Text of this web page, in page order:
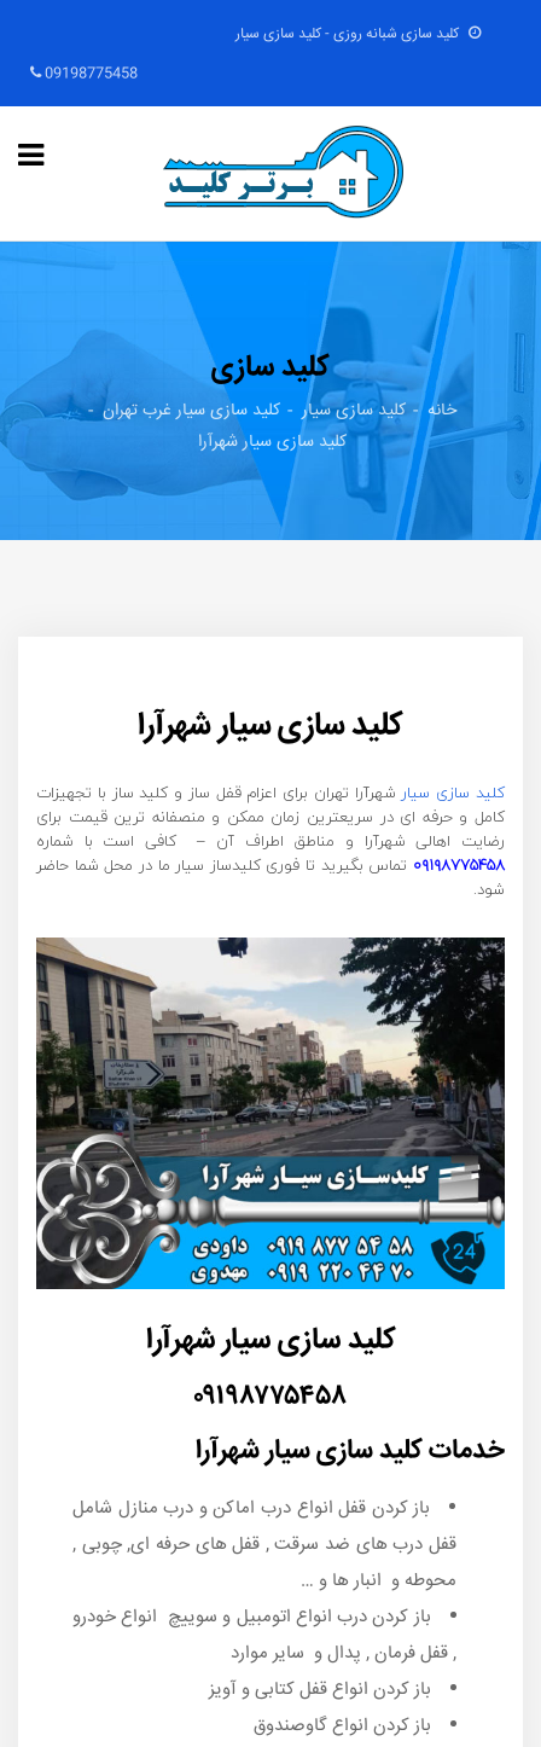
کلید سازی شبانه روزی - کلید سازی سیار
09198775458
کلید سازی
خانه کلید سازی سیار
کلید سازی سیار غرب تهران
کلید سازی سیار شهرآرا
کلید سازی سیار شهرآرا
کلید سازی سیار شهرآرا تهران برای اعزام قفل ساز و کلید ساز با تجهیزات
کامل و حرفه ای در سریعترین زمان ممکن و منصفانه ترین قیمت برای
رضایت اهالی شهرآرا و مناطق اطراف آن – کافی است با شماره
۰۹۱۹۸۷۷۵۴۵۸ تماس بگیرید تا فوری کلیدساز سیار ما در محل شما حاضر
شود.
کلید سازی سیار شهرآرا
۰۹۱۹۸۷۷۵۴۵۸
خدمات کلید سازی سیار شهرآرا
باز کردن قفل انواع درب اماکن و درب منازل شامل
قفل درب های ضد سرقت , قفل های حرفه ای, چوبی ,
محوطه و انبار ها و …
باز کردن درب انواع اتومبیل و سوییچ انواع خودرو
, قفل فرمان , پدال و سایر موارد
باز کردن انواع قفل کتابی و آویز
باز کردن انواع گاوصندوق